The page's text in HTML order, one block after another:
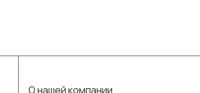
О нашей компании